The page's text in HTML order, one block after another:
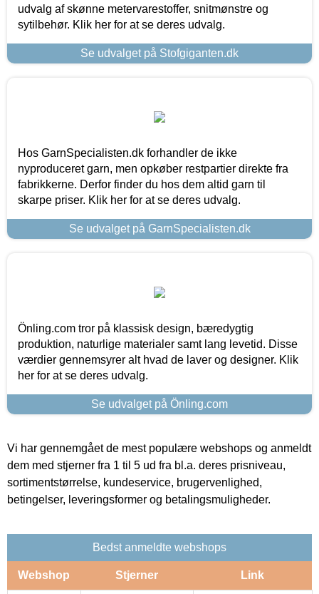
udvalg af skønne metervarestoffer, snitmønstre og
sytilbehør. Klik her for at se deres udvalg.
Se udvalget på Stofgiganten.dk
Hos GarnSpecialisten.dk forhandler de ikke
nyproduceret garn, men opkøber restpartier direkte fra
fabrikkerne. Derfor finder du hos dem altid garn til
skarpe priser. Klik her for at se deres udvalg.
Se udvalget på GarnSpecialisten.dk
Önling.com tror på klassisk design, bæredygtig
produktion, naturlige materialer samt lang levetid. Disse
værdier gennemsyrer alt hvad de laver og designer. Klik
her for at se deres udvalg.
Se udvalget på Önling.com
Vi har gennemgået de mest populære webshops og anmeldt
dem med stjerner fra 1 til 5 ud fra bl.a. deres prisniveau,
sortimentstørrelse, kundeservice, brugervenlighed,
betingelser, leveringsformer og betalingsmuligheder.
Bedst anmeldte webshops
Webshop Stjerner Link